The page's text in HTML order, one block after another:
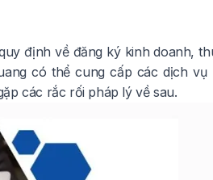
định về đăng ký kinh doanh,
có thể cung cấp các dịch vụ
các rắc rối pháp lý về sau.